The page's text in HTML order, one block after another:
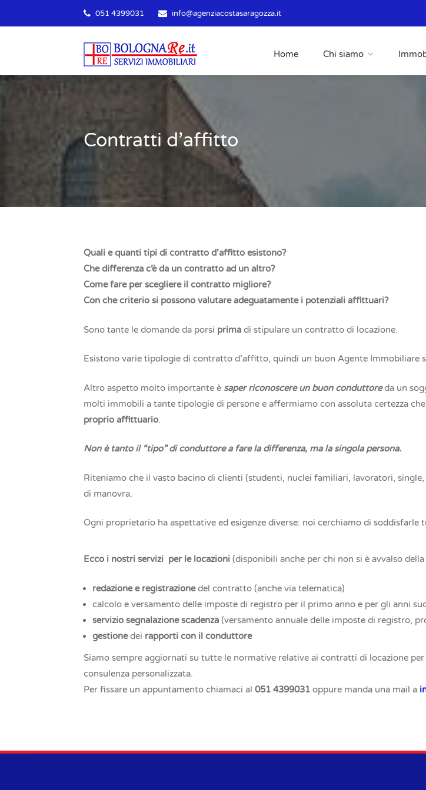
051 4399031 info@agenziacostasaragozza.it
Home Chi siamo
Contratti d’affitto
Quali e quanti tipi di contratto d’affitto esistono?
Che differenza c’è da un contratto ad un altro?
Come fare per scegliere il contratto migliore?
Con che criterio si possono valutare adeguatamente i potenziali affittuari?
Sono tante le domande da porsi prima di stipulare un contratto di locazione.
Esistono varie tipologie di contratto d’affitto, quindi un buon Agente Immobiliare
Altro aspetto molto importante è saper riconoscere un buon conduttoreda un
molti immobili a tante tipologie di persone e affermiamo con assoluta certezza che
proprio affittuario
Non è tanto il “tipo” di conduttore a fare la differenza, ma la singola persona.
Riteniamo che il vasto bacino di clienti (studenti, nuclei familiari, lavoratori,
di manovra.
Ogni proprietario ha aspettative ed esigenze diverse: noi cerchiamo di soddisfarle
Ecco i nostri servizi per le locazioni (disponibili anche per chi non si è avvalso
redazione e registrazionedel contratto (anche via telematica)
calcolo e versamento delle imposte di registro per il primo anno e per gli anni
servizio segnalazione scadenza (versamento annuale delle imposte di registro,
gestionedei rapporti con il conduttore
Siamo sempre aggiornati su tutte le normative relative ai contratti di locazione
consulenza personalizzata.
Per fissare un appuntamento chiamaci al 051 4399031 oppure manda una mail a